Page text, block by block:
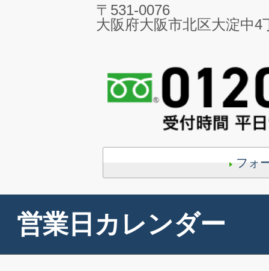
〒531-0076
大阪府大阪市北区大淀中4
フォ
営業日カレンダー